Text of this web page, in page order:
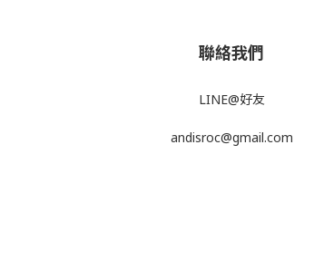
聯絡我們
LINE@好友
andisroc@gmail.com